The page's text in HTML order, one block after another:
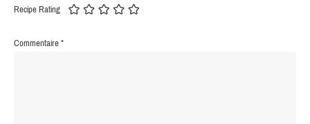
Recipe Rating
Commentaire*